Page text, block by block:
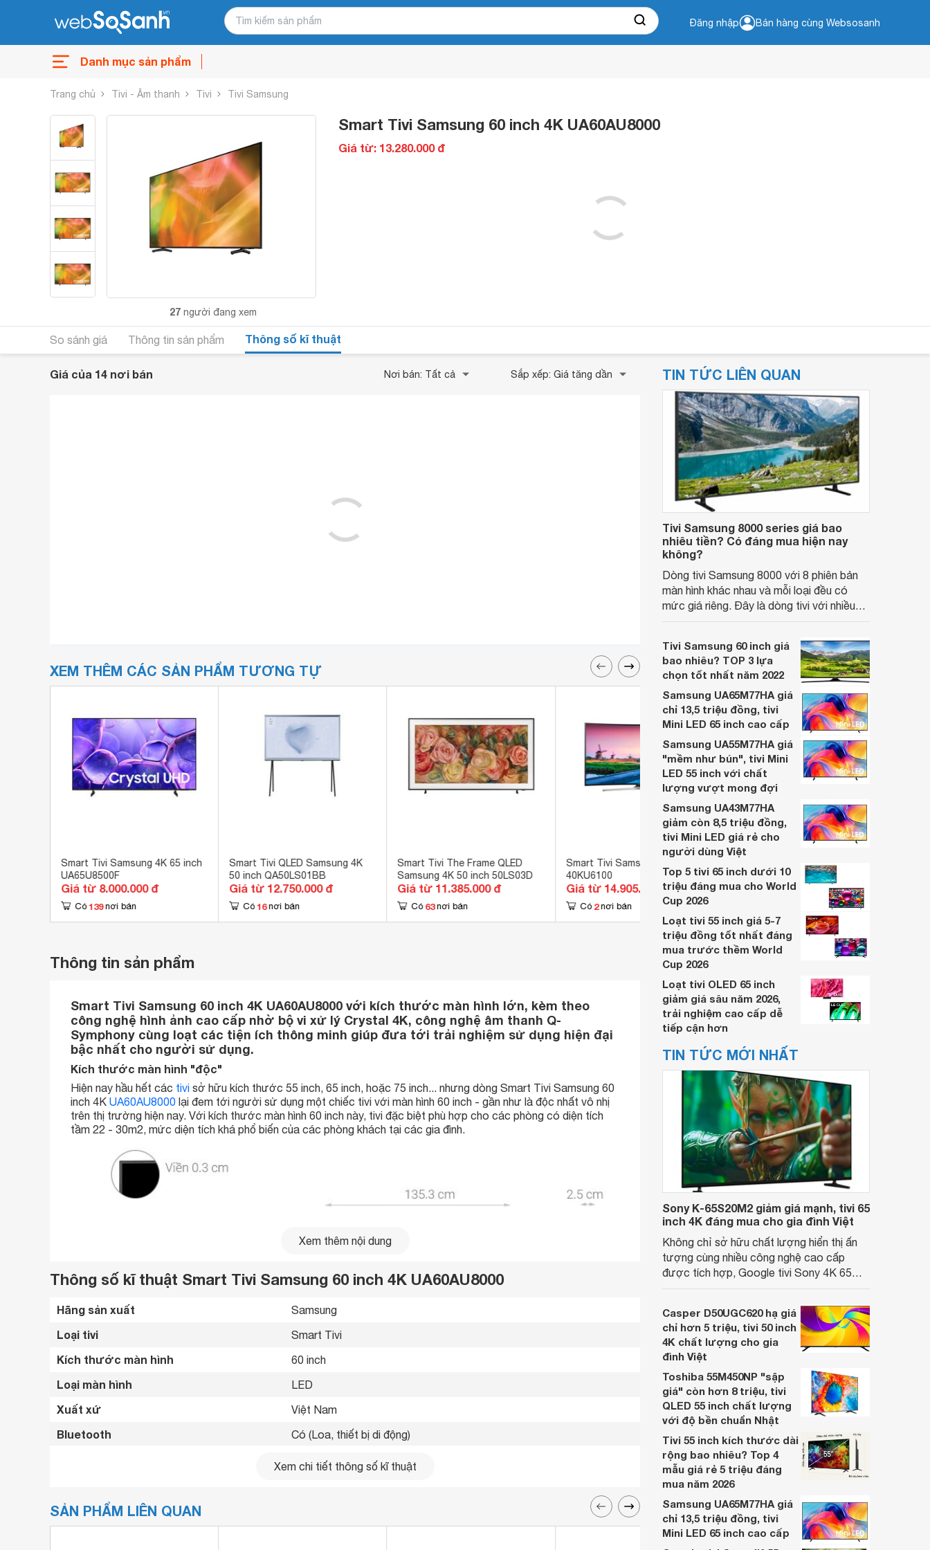
Đăng nhập Bán hàng cùng Websosanh
Danh mục sản phẩm
Trang chủ Tivi - Âm thanh Tivi Tivi Samsung
27 người đang xem
Smart Tivi Samsung 60 inch 4K UA60AU8000
Giá từ: 13.280.000 đ
So sánh giá Thông tin sản phẩm Thông số kĩ thuật
Giá của 14 nơi bán Nơi bán: Tất cả Sắp xếp: Giá tăng dần
XEM THÊM CÁC SẢN PHẨM TƯƠNG TỰ
Smart Tivi Samsung 4K 65 inch
UA65U8500F
Giá từ 8.000.000 đ
Có 139 nơi bán
Smart Tivi QLED Samsung 4K
50 inch QA50LS01BB
Giá từ 12.750.000 đ
Có 16 nơi bán
Smart Tivi The Frame QLED
Samsung 4K 50 inch 50LS03D
Giá từ 11.385.000 đ
Có 63 nơi bán
Smart Tivi Samsung 40 inch 4K
40KU6100
Giá từ 14.905.000 đ
Có 2 nơi bán
Smart Tivi QLED Samsung 55
inch 4K QA55Q8C (QA-55Q8C)
Giá từ 14.179.000 đ
Thông tin sản phẩm
Smart Tivi Samsung 60 inch 4K UA60AU8000 với kích thước màn hình lớn, kèm theo
công nghệ hình ảnh cao cấp nhờ bộ vi xử lý Crystal 4K, công nghệ âm thanh Q-
Symphony cùng loạt các tiện ích thông minh giúp đưa tới trải nghiệm sử dụng hiện đại
bậc nhất cho người sử dụng.
Kích thước màn hình "độc"
Hiện nay hầu hết các tivi sở hữu kích thước 55 inch, 65 inch, hoặc 75 inch... nhưng dòng Smart Tivi Samsung 60
inch 4K UA60AU8000 lại đem tới người sử dụng một chiếc tivi với màn hình 60 inch - gần như là độc nhất vô nhị
trên thị trường hiện nay. Với kích thước màn hình 60 inch này, tivi đặc biệt phù hợp cho các phòng có diện tích
tầm 22 - 30m2, mức diện tích khá phổ biến của các phòng khách tại các gia đình.
Xem thêm nội dung
Thông số kĩ thuật Smart Tivi Samsung 60 inch 4K UA60AU8000
Hãng sản xuất Samsung
Loại tivi Smart Tivi
Kích thước màn hình 60 inch
Loại màn hình LED
Xuất xứ Việt Nam
Bluetooth Có (Loa, thiết bị di động)
Cổng LAN, Wifi
USB
Xem chi tiết thông số kĩ thuật
SẢN PHẨM LIÊN QUAN
TIN TỨC LIÊN QUAN
Tivi Samsung 8000 series giá bao
nhiêu tiền? Có đáng mua hiện nay
không?
Dòng tivi Samsung 8000 với 8 phiên bản
màn hình khác nhau và mỗi loại đều có
mức giá riêng. Đây là dòng tivi với nhiều
trường hiện nay.
Tivi Samsung 60 inch giá
bao nhiêu? TOP 3 lựa
chọn tốt nhất năm 2022
Samsung UA65M77HA giá
chỉ 13,5 triệu đồng, tivi
Mini LED 65 inch cao cấp
Samsung UA55M77HA giá
"mềm như bún", tivi Mini
LED 55 inch với chất
lượng vượt mong đợi
Samsung UA43M77HA
giảm còn 8,5 triệu đồng,
tivi Mini LED giá rẻ cho
người dùng Việt
Top 5 tivi 65 inch dưới 10
triệu đáng mua cho World
Cup 2026
Loạt tivi 55 inch giá 5-7
triệu đồng tốt nhất đáng
mua trước thềm World
Cup 2026
Loạt tivi OLED 65 inch
giảm giá sâu năm 2026,
trải nghiệm cao cấp dễ
tiếp cận hơn
TIN TỨC MỚI NHẤT
Sony K-65S20M2 giảm giá mạnh, tivi 65
inch 4K đáng mua cho gia đình Việt
Không chỉ sở hữu chất lượng hiển thị ấn
tượng cùng nhiều công nghệ cao cấp
được tích hợp, Google tivi Sony 4K 65
nhiều cửa hàng điện máy giảm giá sâu.
Casper D50UGC620 hạ giá
chỉ hơn 5 triệu, tivi 50 inch
4K chất lượng cho gia
đình Việt
Toshiba 55M450NP "sập
giá" còn hơn 8 triệu, tivi
QLED 55 inch chất lượng
với độ bền chuẩn Nhật
Tivi 55 inch kích thước dài
rộng bao nhiêu? Top 4
mẫu giá rẻ 5 triệu đáng
mua năm 2026
Samsung UA65M77HA giá
chỉ 13,5 triệu đồng, tivi
Mini LED 65 inch cao cấp